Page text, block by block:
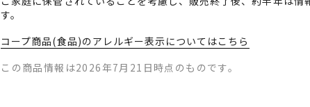
す。
コープ商品(食品)のアレルギー表示についてはこちら
この商品情報は2026年7月21日時点のものです。